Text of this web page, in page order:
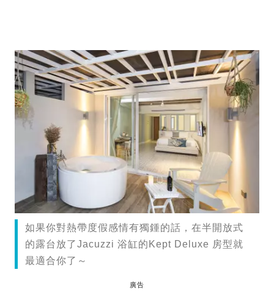
如果你對熱帶度假感情有獨鍾的話，在半開放式
的露台放了Jacuzzi 浴缸的Kept Deluxe 房型就
最適合你了～
廣告